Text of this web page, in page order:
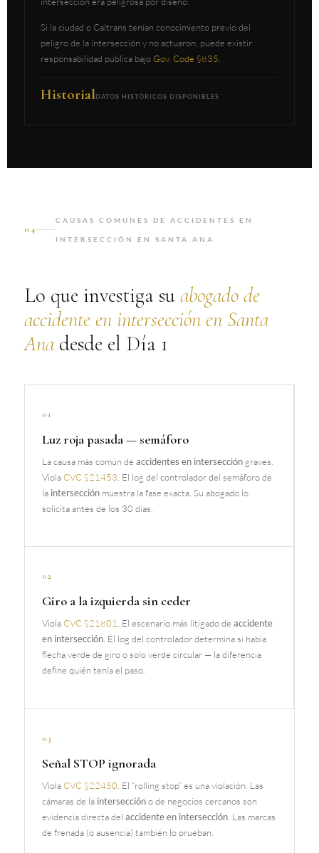
Si la ciudad o Caltrans tenían conocimiento previo del
peligro de la intersección y no actuaron, puede existir
responsabilidad pública bajoGov. Code §835.
HistorialDATOS HISTÓRICOS DISPONIBLES
04
CAUSAS COMUNES DE ACCIDENTES EN
INTERSECCIÓN EN SANTA ANA
Lo que investiga su abogado de
accidente en intersección en Santa
Ana desde el Día 1
01
Luz roja pasada — semáforo
La causa más común de accidentes en intersección graves.
ViolaCVC §21453 . El log del controlador del semáforo de
la intersección muestra la fase exacta. Su abogado lo
solicita antes de los 30 días.
02
Giro a la izquierda sin ceder
ViolaCVC §21801 . El escenario más litigado de accidente
en intersección . El log del controlador determina si había
flecha verde de giro o solo verde circular — la diferencia
define quién tenía el paso.
03
Señal STOP ignorada
ViolaCVC §22450 . El “rolling stop” es una violación. Las
cámaras de la interseccióno de negocios cercanos son
evidencia directa del accidente en intersección . Las marcas
de frenada (o ausencia) también lo prueban.